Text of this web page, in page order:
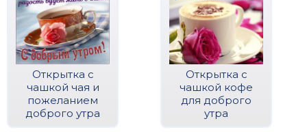
Открытка с
чашкой чая и
пожеланием
доброго утра
Открытка с
чашкой кофе
для доброго
утра